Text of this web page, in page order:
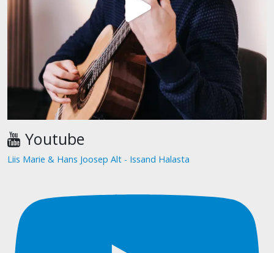
Youtube
Liis Marie & Hans Joosep Alt - Issand Halasta